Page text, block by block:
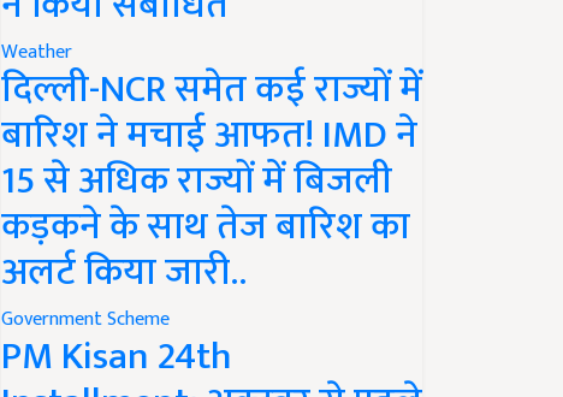
Weather
दिल्ली-NCR समेत कई राज्यों में
बारिश ने मचाई आफत! IMD ने
15 से अधिक राज्यों में बिजली
कड़कने के साथ तेज बारिश का
अलर्ट किया जारी..
Government Scheme
PM Kisan 24th